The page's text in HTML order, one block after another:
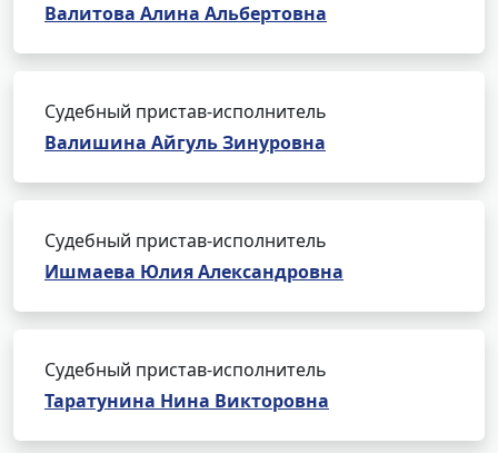
Валитова Алина Альбертовна
Судебный пристав-исполнитель
Валишина Айгуль Зинуровна
Судебный пристав-исполнитель
Ишмаева Юлия Александровна
Судебный пристав-исполнитель
Таратунина Нина Викторовна